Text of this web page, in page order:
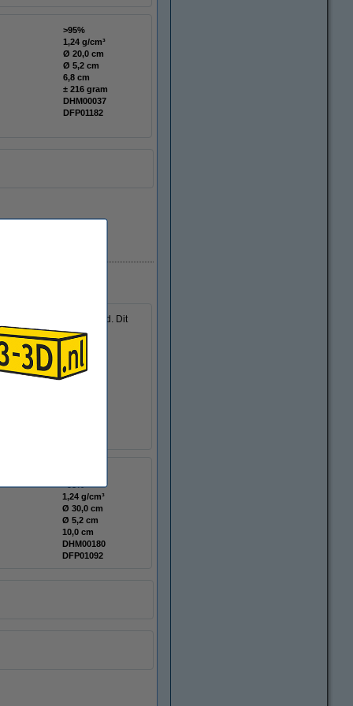
>95%
1,24 g/cm³
Ø 20,0 cm
Ø 5,2 cm
6,8 cm
± 216 gram
DHM00037
DFP01182
en veelzijdigheid. Dit
is voor diverse 3D-
en prototypes.
>95%
1,24 g/cm³
Ø 30,0 cm
Ø 5,2 cm
10,0 cm
DHM00180
DFP01092